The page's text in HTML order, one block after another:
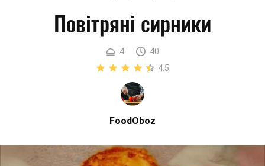
Повітряні сирники
4
40
4.5
FoodOboz